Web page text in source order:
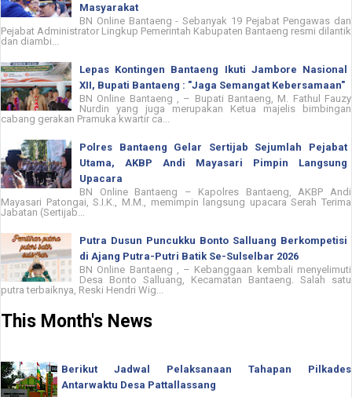
Masyarakat
BN Online Bantaeng - Sebanyak 19 Pejabat Pengawas dan
Pejabat Administrator Lingkup Pemerintah Kabupaten Bantaeng resmi dilantik
dan diambi...
Lepas Kontingen Bantaeng Ikuti Jambore Nasional
XII, Bupati Bantaeng : "Jaga Semangat Kebersamaan"
BN Online Bantaeng , – Bupati Bantaeng, M. Fathul Fauzy
Nurdin yang juga merupakan Ketua majelis bimbingan
cabang gerakan Pramuka kwartir ca...
Polres Bantaeng Gelar Sertijab Sejumlah Pejabat
Utama, AKBP Andi Mayasari Pimpin Langsung
Upacara
BN Online Bantaeng – Kapolres Bantaeng, AKBP Andi
Mayasari Patongai, S.I.K., M.M., memimpin langsung upacara Serah Terima
Jabatan (Sertijab...
Putra Dusun Puncukku Bonto Salluang Berkompetisi
di Ajang Putra-Putri Batik Se-Sulselbar 2026
BN Online Bantaeng , – Kebanggaan kembali menyelimuti
Desa Bonto Salluang, Kecamatan Bantaeng. Salah satu
putra terbaiknya, Reski Hendri Wig...
This Month's News
Berikut Jadwal Pelaksanaan Tahapan Pilkades
Antarwaktu Desa Pattallassang